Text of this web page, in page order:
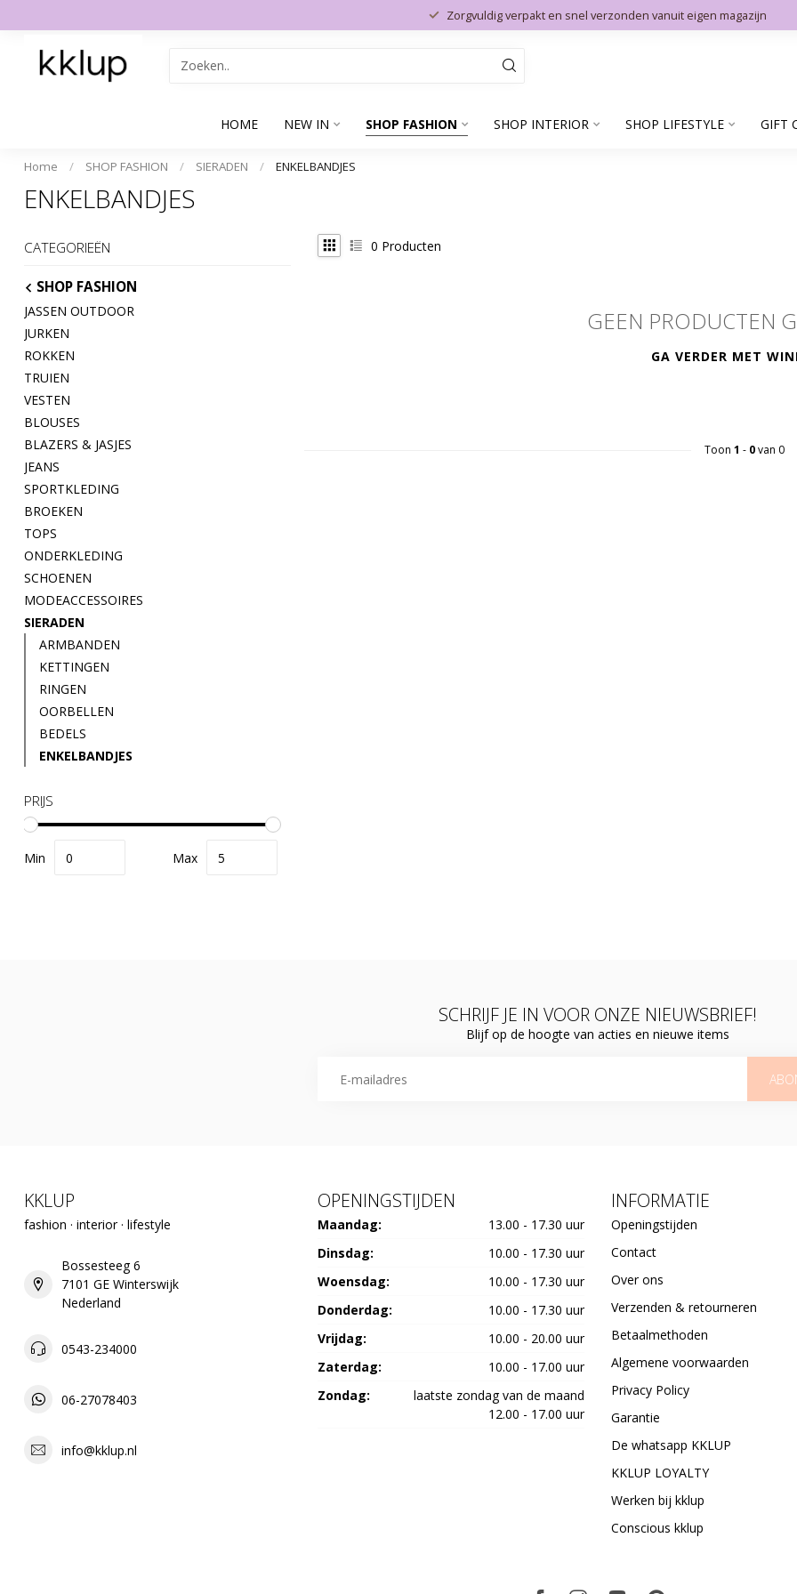
Zorgvuldig verpakt en snel verzonden vanuit eigen magazijn
HOME NEW IN SHOP FASHION SHOP INTERIOR SHOP LIFESTYLE GIFT
Home / SHOP FASHION / SIERADEN / ENKELBANDJES
ENKELBANDJES
CATEGORIEËN
SHOP FASHION
JASSEN OUTDOOR
JURKEN
ROKKEN
TRUIEN
VESTEN
BLOUSES
BLAZERS & JASJES
JEANS
SPORTKLEDING
BROEKEN
TOPS
ONDERKLEDING
SCHOENEN
MODEACCESSOIRES
SIERADEN
ARMBANDEN
KETTINGEN
RINGEN
OORBELLEN
BEDELS
ENKELBANDJES
PRIJS
Min Max
0 Producten
GEEN PRODUCTEN
GA VERDER MET
Toon 1 - 0van 0
SCHRIJF JE IN VOOR ONZE NIEUWSBRIEF!
Blijf op de hoogte van acties en nieuwe items
KKLUP
fashion · interior · lifestyle
Bossesteeg 6
7101 GE Winterswijk
Nederland
0543-234000
06-27078403
info@kklup.nl
OPENINGSTIJDEN
Maandag:
13.00 - 17.30 uur
Dinsdag:
10.00 - 17.30 uur
Woensdag:
10.00 - 17.30 uur
Donderdag:
10.00 - 17.30 uur
Vrijdag:
10.00 - 20.00 uur
Zaterdag:
10.00 - 17.00 uur
Zondag:
laatste zondag van de maand
12.00 - 17.00 uur
INFORMATIE
Openingstijden
Contact
Over ons
Verzenden & retourneren
Betaalmethoden
Algemene voorwaarden
Privacy Policy
Garantie
De whatsapp KKLUP
KKLUP LOYALTY
Werken bij kklup
Conscious kklup